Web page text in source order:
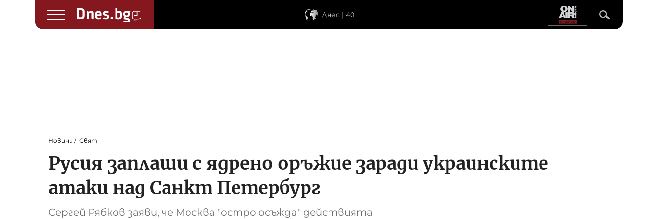
Днес | 40
Новини Свят
Русия заплаши с ядрено оръжие заради украинските
атаки над Санкт Петербург
Сергей Рябков заяви, че Москва "остро осъжда" действията